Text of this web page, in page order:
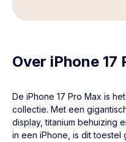
Over iPhone 17
De iPhone 17 Pro Max is
collectie. Met een
display, titanium behuizing
in een iPhone, is dit toestel